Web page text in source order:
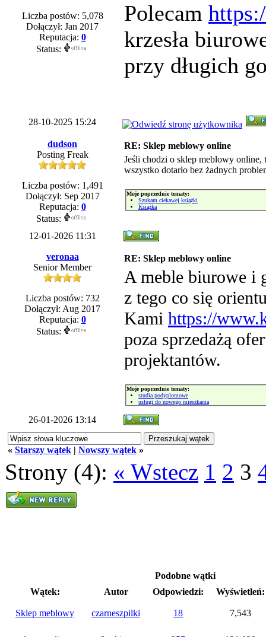
Liczba postów: 5,078
Dołączył: Jan 2017
Reputacja: 0
Status:
Polecam
krzesła
przy długich
28-10-2025 15:24
dudson
Posting Freak
Liczba postów: 1,491
Dołączył: Sep 2017
Reputacja: 0
Status:
RE: Sklep meblowy online
Jeśli chodzi o sklep meblowy online,
wszystko dotarło bez żadnych
Moje poprzednie tematy:
Szukam ciekawej książki
Książka
12-01-2026 11:31
veronaa
Senior Member
Liczba postów: 732
Dołączył: Aug 2017
Reputacja: 0
Status:
RE: Sklep meblowy online
A meble biurowe i
z tego co się
Kami https://
poza sprzedażą
projektantów.
Moje poprzednie tematy:
studia podyplomowe
usługi do nowego mieszkania
26-01-2026 13:14
« Starszy wątek | Nowszy wątek »
Strony (4): « Wstecz 1 2 3
Podobne wątki
Wątek:
Autor Odpowiedzi: Wyświetleń:
Sklep meblowy czarneszpilki 18 7,543